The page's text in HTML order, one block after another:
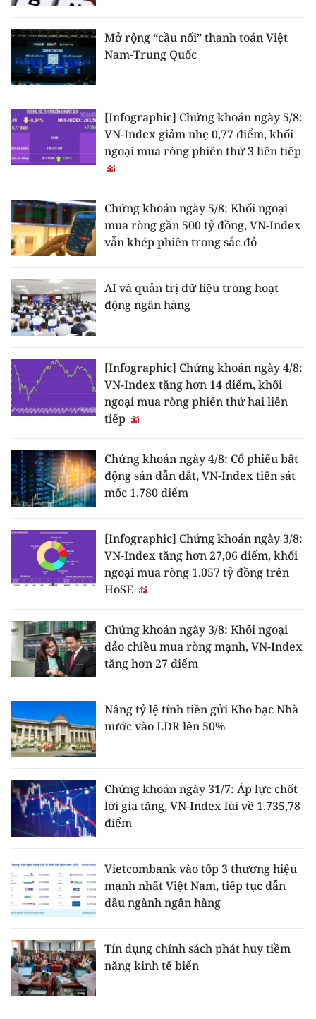
Mở rộng “cầu nối” thanh toán Việt
Nam-Trung Quốc
[Infographic] Chứng khoán ngày 5/8:
VN-Index giảm nhẹ 0,77 điểm, khối
ngoại mua ròng phiên thứ 3 liên tiếp
Chứng khoán ngày 5/8: Khối ngoại
mua ròng gần 500 tỷ đồng, VN-Index
vẫn khép phiên trong sắc đỏ
AI và quản trị dữ liệu trong hoạt
động ngân hàng
[Infographic] Chứng khoán ngày 4/8:
VN-Index tăng hơn 14 điểm, khối
ngoại mua ròng phiên thứ hai liên
tiếp
Chứng khoán ngày 4/8: Cổ phiếu bất
động sản dẫn dắt, VN-Index tiến sát
mốc 1.780 điểm
[Infographic] Chứng khoán ngày 3/8:
VN-Index tăng hơn 27,06 điểm, khối
ngoại mua ròng 1.057 tỷ đồng trên
HoSE
Chứng khoán ngày 3/8: Khối ngoại
đảo chiều mua ròng mạnh, VN-Index
tăng hơn 27 điểm
Nâng tỷ lệ tính tiền gửi Kho bạc Nhà
nước vào LDR lên 50%
Chứng khoán ngày 31/7: Áp lực chốt
lời gia tăng, VN-Index lùi về 1.735,78
điểm
Vietcombank vào tốp 3 thương hiệu
mạnh nhất Việt Nam, tiếp tục dẫn
đầu ngành ngân hàng
Tín dụng chính sách phát huy tiềm
năng kinh tế biển